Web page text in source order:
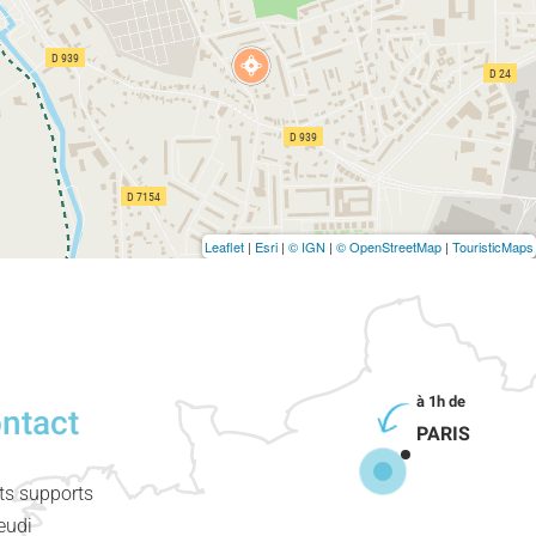
Leaflet | Esri | © IGN | © OpenStreetMap | TouristicMaps
supports
PARIS